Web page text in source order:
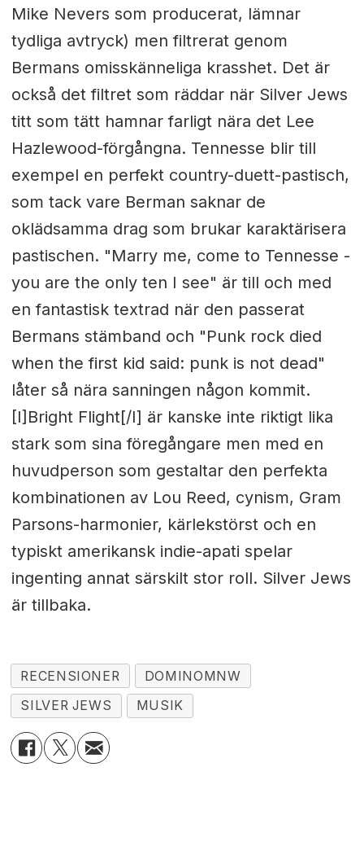
Mike Nevers som producerat, lämnar
tydliga avtryck) men filtrerat genom
Bermans omisskänneliga krasshet. Det är
också det filtret som räddar när Silver Jews
titt som tätt hamnar farligt nära det Lee
Hazlewood-förgångna. Tennesse blir till
exempel en perfekt country-duett-pastisch,
som tack vare Berman saknar de
oklädsamma drag som brukar karaktärisera
pastischen. "Marry me, come to Tennesse -
you are the only ten I see" är till och med
en fantastisk textrad när den passerat
Bermans stämband och "Punk rock died
when the first kid said: punk is not dead"
låter så nära sanningen någon kommit.
[I]Bright Flight[/I] är kanske inte riktigt lika
stark som sina föregångare men med en
huvudperson som gestaltar den perfekta
kombinationen av Lou Reed, cynism, Gram
Parsons-harmonier, kärlekstörst och en
typiskt amerikansk indie-apati spelar
ingenting annat särskilt stor roll. Silver Jews
är tillbaka.
RECENSIONER
DOMINOMNW
SILVER JEWS
MUSIK